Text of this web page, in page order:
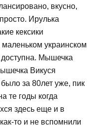
вкусно,
Ирулька
кексики
украинском
доступна. Мышечка
Викуся
за 80лет уже, пик
те годы когда
здесь еще и в
то и не вспомнили